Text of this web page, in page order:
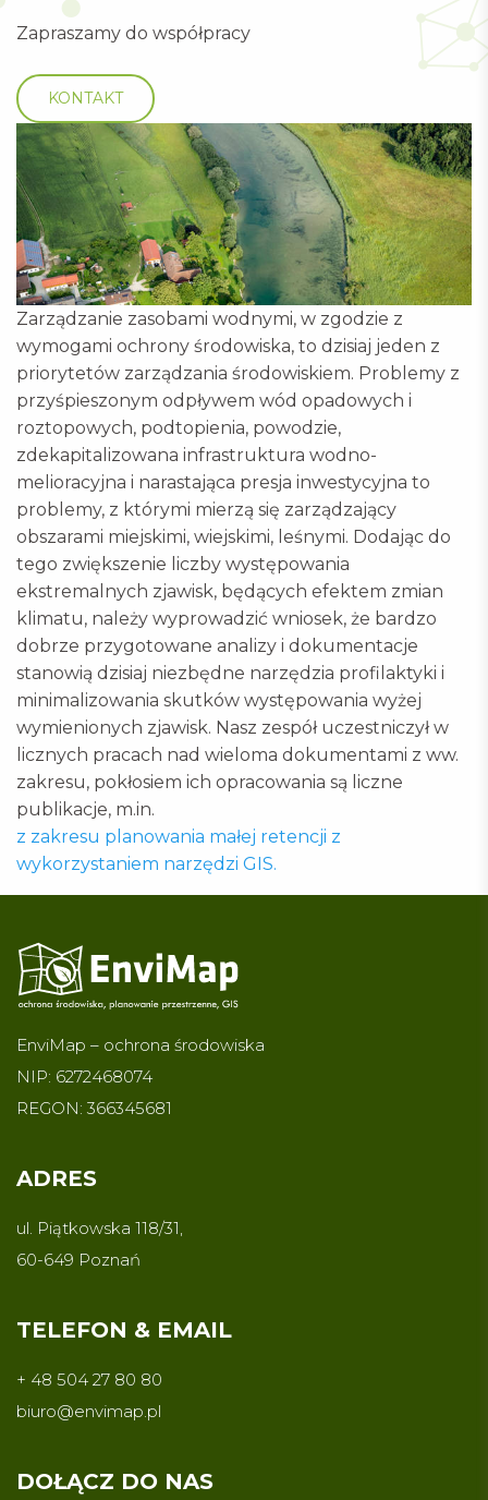
Zapraszamy do współpracy
KONTAKT
Zarządzanie zasobami wodnymi, w zgodzie z
wymogami ochrony środowiska, to dzisiaj jeden z
priorytetów zarządzania środowiskiem. Problemy z
przyśpieszonym odpływem wód opadowych i
roztopowych, podtopienia, powodzie,
zdekapitalizowana infrastruktura wodno-
melioracyjna i narastająca presja inwestycyjna to
problemy, z którymi mierzą się zarządzający
obszarami miejskimi, wiejskimi, leśnymi. Dodając do
tego zwiększenie liczby występowania
ekstremalnych zjawisk, będących efektem zmian
klimatu, należy wyprowadzić wniosek, że bardzo
dobrze przygotowane analizy i dokumentacje
stanowią dzisiaj niezbędne narzędzia profilaktyki i
minimalizowania skutków występowania wyżej
wymienionych zjawisk. Nasz zespół uczestniczył w
licznych pracach nad wieloma dokumentami z ww.
zakresu, pokłosiem ich opracowania są liczne
publikacje, m.in.
z zakresu planowania małej retencji z
wykorzystaniem narzędzi GIS.
EnviMap – ochrona środowiska
NIP: 6272468074
REGON: 366345681
ADRES
ul. Piątkowska 118/31,
60-649 Poznań
TELEFON & EMAIL
+ 48 504 27 80 80
biuro@envimap.pl
DOŁĄCZ DO NAS